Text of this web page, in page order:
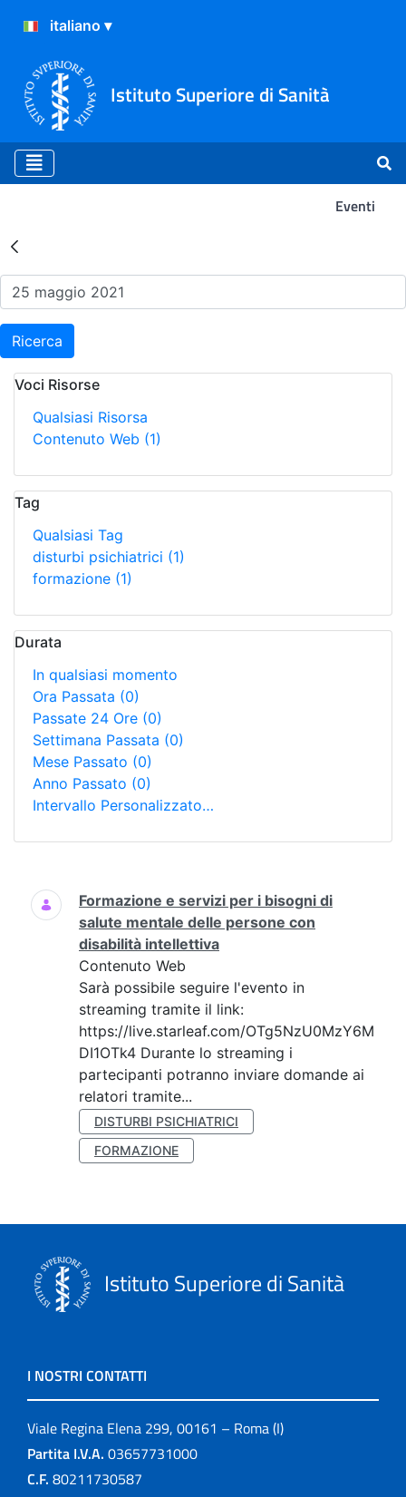
Istituto Superiore di Sanità
Eventi
Risultati della Ricerca -
Ricerca
Voci Risorse
Qualsiasi Risorsa
Contenuto Web (1)
Tag
Qualsiasi Tag
disturbi psichiatrici (1)
formazione (1)
Durata
In qualsiasi momento
Ora Passata (0)
Passate 24 Ore (0)
Settimana Passata (0)
Mese Passato (0)
Anno Passato (0)
Intervallo Personalizzato…
Ricerca
Formazione e servizi per i bisogni di
salute mentale delle persone con
disabilità intellettiva
Contenuto Web
Sarà possibile seguire l'evento in
streaming tramite il link:
https://live.starleaf.com/OTg5NzU0MzY6M
DI1OTk4 Durante lo streaming i
partecipanti potranno inviare domande ai
relatori tramite...
DISTURBI PSICHIATRICI
FORMAZIONE
Istituto Superiore di Sanità
I NOSTRI CONTATTI
Viale Regina Elena 299, 00161 – Roma (I)
Partita I.V.A. 03657731000
C.F. 80211730587